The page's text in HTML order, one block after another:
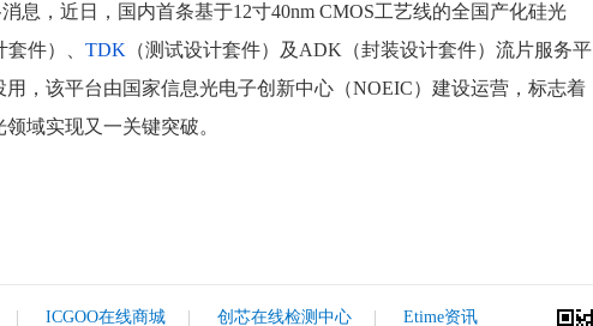
息，近日，国内首条基于12寸40nm CMOS工艺线的全国产化硅光
件）、 TDK （测试设计套件）及ADK（封装设计套件）流片服务平
用，该平台由国家信息光电子创新中心（NOEIC）建设运营，标志着
域实现又一关键突破。
ICGOO在线商城 创芯在线检测中心 Etime资讯